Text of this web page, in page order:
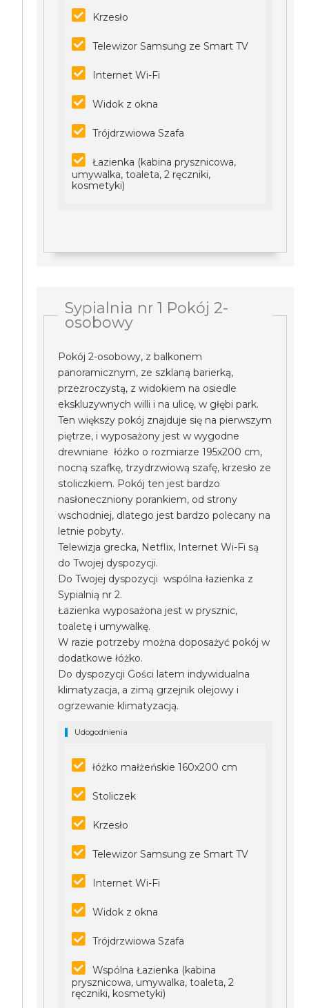
Krzesło
Telewizor Samsung ze Smart TV
Internet Wi-Fi
Widok z okna
Trójdrzwiowa Szafa
Łazienka (kabina prysznicowa,
umywalka, toaleta, 2 ręczniki,
kosmetyki)
Sypialnia nr 1 Pokój 2-
osobowy
Pokój 2-osobowy, z balkonem
panoramicznym, ze szklaną barierką,
przezroczystą, z widokiem na osiedle
ekskluzywnych willi i na ulicę, w głębi park.
Ten większy pokój znajduje się na pierwszym
piętrze, i wyposażony jest w wygodne
drewniane łóżko o rozmiarze 195x200 cm,
nocną szafkę, trzydrzwiową szafę, krzesło ze
stoliczkiem. Pokój ten jest bardzo
nasłoneczniony porankiem, od strony
wschodniej, dlatego jest bardzo polecany na
letnie pobyty.
Telewizja grecka, Netflix, Internet Wi-Fi są
do Twojej dyspozycji.
Do Twojej dyspozycji wspólna łazienka z
Sypialnią nr 2.
Łazienka wyposażona jest w prysznic,
toaletę i umywalkę.
W razie potrzeby można doposażyć pokój w
dodatkowe łóżko.
Do dyspozycji Gości latem indywidualna
klimatyzacja, a zimą grzejnik olejowy i
ogrzewanie klimatyzacją.
Udogodnienia
łóżko małżeńskie 160x200 cm
Stoliczek
Krzesło
Telewizor Samsung ze Smart TV
Internet Wi-Fi
Widok z okna
Trójdrzwiowa Szafa
Wspólna Łazienka (kabina
prysznicowa, umywalka, toaleta, 2
ręczniki, kosmetyki)